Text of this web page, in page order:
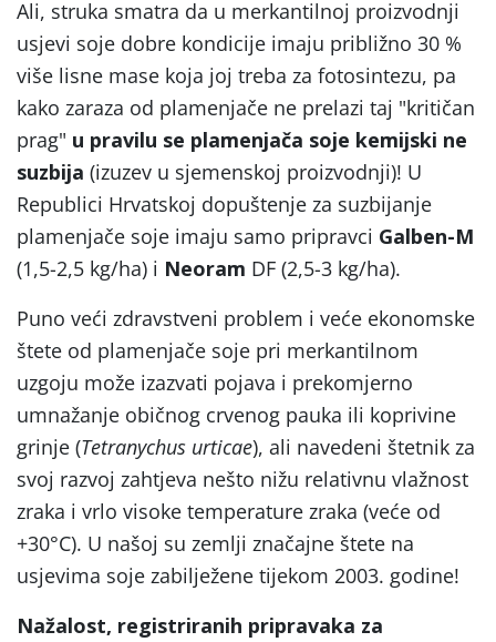
Ali, struka smatra da u merkantilnoj proizvodnji
usjevi soje dobre kondicije imaju približno 30 %
više lisne mase koja joj treba za fotosintezu, pa
kako zaraza od plamenjače ne prelazi taj "kritičan
prag" u pravilu se plamenjača soje kemijski ne
suzbija (izuzev u sjemenskoj proizvodnji)! U
Republici Hrvatskoj dopuštenje za suzbijanje
plamenjače soje imaju samo pripravci Galben-M
(1,5-2,5 kg/ha) i Neoram DF (2,5-3 kg/ha).
Puno veći zdravstveni problem i veće ekonomske
štete od plamenjače soje pri merkantilnom
uzgoju može izazvati pojava i prekomjerno
umnažanje običnog crvenog pauka ili koprivine
grinje (Tetranychus urticae), ali navedeni štetnik za
svoj razvoj zahtjeva nešto nižu relativnu vlažnost
zraka i vrlo visoke temperature zraka (veće od
+30°C). U našoj su zemlji značajne štete na
usjevima soje zabilježene tijekom 2003. godine!
Nažalost, registriranih pripravaka za